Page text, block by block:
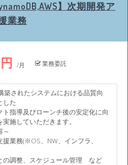
】次期開発ア
業務
/月 業務委託
築されたシステムにおける品質向
した
ト指導及びローンチ後の安定化に向
施していただきます。
～
援業務(※OS、NW、インフラ、
の調整、スケジュール管理 など